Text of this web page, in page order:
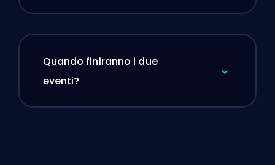
Quando finiranno i due
eventi?